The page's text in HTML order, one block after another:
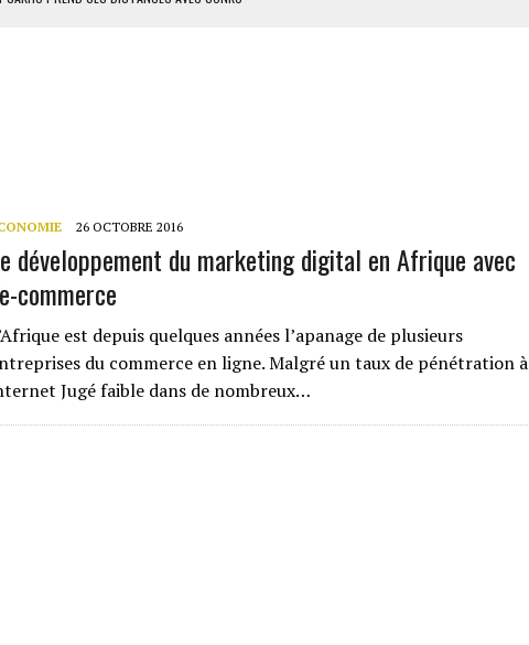
SÛRS DANS LE DÉTROIT D’ORMUZ
26 OCTOBRE 2016
développement du marketing digital en Afrique avec
commerce
est depuis quelques années l’apanage de plusieurs
du commerce en ligne. Malgré un taux de pénétration à
Jugé faible dans de nombreux…